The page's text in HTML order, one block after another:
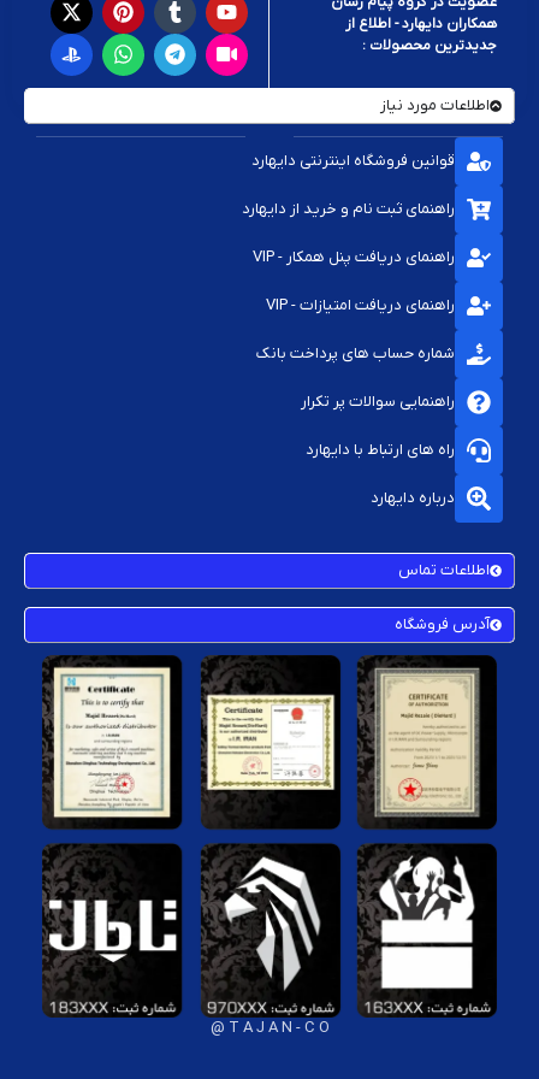
همکاران دایهارد - اطلاع از
جدیدترین محصولات :
اطلاعات مورد نیاز
قوانین فروشگاه اینترنتی دایهارد
راهنمای ثبت نام و خرید از دایهارد
راهنمای دریافت پنل همکار - VIP
راهنمای دریافت امتیازات - VIP
شماره حساب های پرداخت بانک
راهنمایی سوالات پر تکرار
راه های ارتباط با دایهارد
درباره دایهارد
اطلاعات تماس
آدرس فروشگاه
T A J A N - C O @